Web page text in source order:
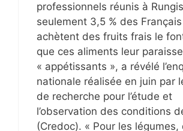
professionnels réunis à
seulement 3,5 % des
achètent des fruits frais le
que ces aliments leur
« appétissants », a révélé
nationale réalisée en juin par
de recherche pour l’étude et
l’observation des conditions
(Credoc). « Pour les légumes,